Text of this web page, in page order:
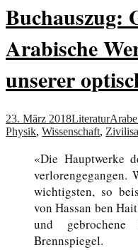
Buchauszug:
Arabische
unserer
23. März 2018Literatur
Physik, Wissenschaft,
«Die Hauptwerke
wichtigsten, so
von Hassan ben
und
Brennspiegel.